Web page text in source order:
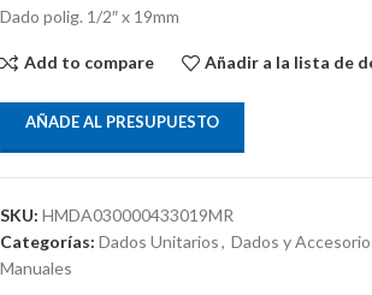
Dado polig. 1/2″ x 19mm
Add to compare Añadir a la lista de
AÑADE AL PRESUPUESTO
SKU: HMDA030000433019MR
Categorías: Dados Unitarios, Dados y
Manuales